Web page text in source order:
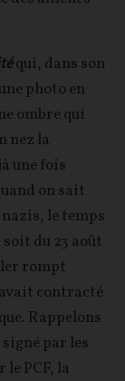
qui, dans son
photo en
ombre qui
nez la
une fois
on sait
nazis, le temps
du 23 août
rompt
contracté
Rappelons
par les
PCF, la